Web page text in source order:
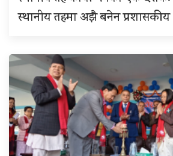
स्थानीय तहमा अझै बनेन